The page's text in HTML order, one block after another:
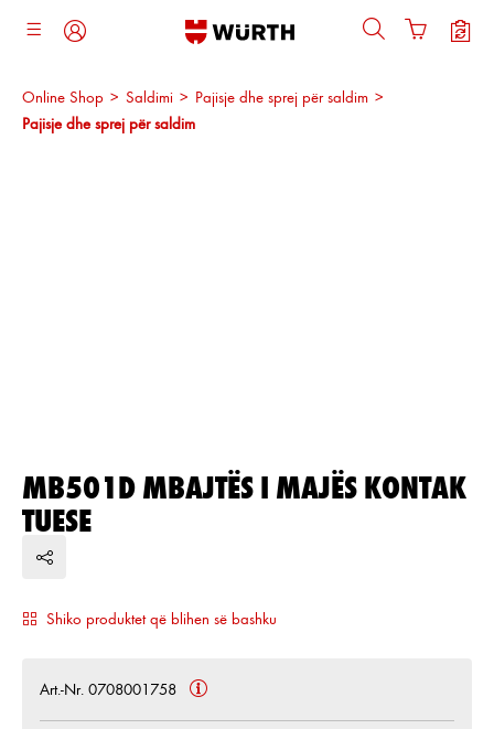
kryesore
Online Shop > Saldimi > Pajisje dhe sprej për saldim >
Pajisje dhe sprej për saldim
MB501D MBAJTËS I MAJËS KONTAK
TUESE
Shiko produktet që blihen së bashku
Art.-Nr. 0708001758